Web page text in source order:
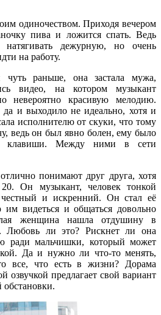
одиночеством. Приходя вечером
пива и ложится спать. Ведь
натягивать дежурную, но очень
на работу.
раньше, она застала мужа,
видео, на котором музыкант
невероятно красивую мелодию.
и выходило не идеально, хотя и
исполнителю от скуки, что тому
ведь он был явно болен, ему было
клавиши. Между ними в сети
понимают друг друга, хотя
Он музыкант, человек тонкой
честный и искренний. Он стал её
им видеться и общаться довольно
женщина нашла отдушину в
Любовь ли это? Рискнет ли она
ради мальчишки, который может
Да и нужно ли что-то менять,
все, что есть в жизни? Дорама
озвучкой предлагает свой вариант
обстановки.